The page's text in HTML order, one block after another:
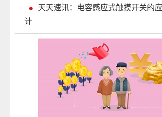
天天速讯：电容感应式触摸开关的
计